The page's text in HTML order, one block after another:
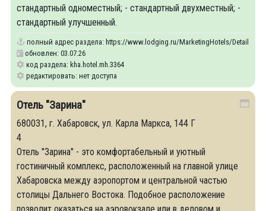
стандартный одноместный; - стандартный двухместный; -
стандартный улучшенный.
полный адрес раздела: https://www.lodging.ru/MarketingHotels/Details/
обновлен: 03.07.26
код раздела: kha.hotel.mh.3364
редактировать: нет доступа
Отель "Зарина"
680031, г. Хабаровск, ул. Карла Маркса, 144 Г
4
Отель "Зарина" - это комфортабельный и уютный
гостиничный комплекс, расположенный на главной улице
Хабаровска между аэропортом и центральной частью
столицы Дальнего Востока. Подобное расположение